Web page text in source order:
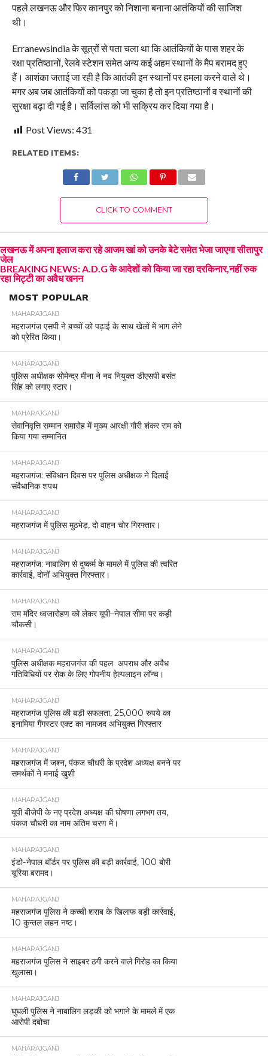
पहले लखनऊ और फिर कानपुर को निशाना बनाना आतंकियों की साजिश
थी।
Erranewsindia के सूत्रों से पता चला था कि आतंकियों के पास शहर के
रक्षा प्रतिष्ठानों, रेलवे स्टेशन समेत अन्य कई अहम स्थानों के मैप बरामद हुए
हैं। आशंका जताई जा रही है कि आतंकी इन स्थानों पर हमला करने वाले थे।
मगर अब जब आतंकियों को पकड़ा जा चुका है तो इन प्रतिष्ठानों व स्थानों की
सुरक्षा बढ़ा दी गई है। सर्विलांस को भी सक्रिय कर दिया गया है।
Post Views: 431
RELATED ITEMS:
CLICK TO COMMENT
लखनऊ में अपना इलाज करा रहे आजम खां को उनके बेटे समेत भेजा जाएगा सीतापुर
जेल
BREAKING NEWS: A.D.G के आदेशों को किया जा रहा दरकिनार,नहीं रुक
रहा मिट्टी का अवैध खनन
MOST POPULAR
MAHARAJGANJ
महराजगंज एसपी ने बच्चों को पढ़ाई के साथ खेलों में भाग लेने
को प्रेरित किया।
MAHARAJGANJ
पुलिस अधीक्षक सोमेन्द्र मीना ने नव नियुक्त डीएसपी बसंत
सिंह को लगाए स्टार।
MAHARAJGANJ
सेवानिवृत्ति सम्मान समारोह में मुख्य आरक्षी गौरी शंकर राम को
किया गया सम्मानित
MAHARAJGANJ
महराजगंज: संविधान दिवस पर पुलिस अधीक्षक ने दिलाई
संवैधानिक शपथ
MAHARAJGANJ
महराजगंज में पुलिस मुठभेड़, दो वाहन चोर गिरफ्तार।
MAHARAJGANJ
महराजगंज: नाबालिग से दुष्कर्म के मामले में पुलिस की त्वरित
कार्रवाई, दोनों अभियुक्त गिरफ्तार।
MAHARAJGANJ
राम मंदिर ध्वजारोहण को लेकर यूपी–नेपाल सीमा पर कड़ी
चौकसी।
MAHARAJGANJ
पुलिस अधीक्षक महराजगंज की पहल अपराध और अवैध
गतिविधियों पर रोक के लिए गोपनीय हेल्पलाइन लॉन्च।
MAHARAJGANJ
महराजगंज पुलिस की बड़ी सफलता, 25,000 रुपये का
इनामिया गैंगस्टर एक्ट का नामजद अभियुक्त गिरफ्तार
MAHARAJGANJ
महराजगंज में जश्न, पंकज चौधरी के प्रदेश अध्यक्ष बनने पर
समर्थकों ने मनाई खुशी
MAHARAJGANJ
यूपी बीजेपी के नए प्रदेश अध्यक्ष की घोषणा लगभग तय,
पंकज चौधरी का नाम अंतिम चरण में।
MAHARAJGANJ
इंडो-नेपाल बॉर्डर पर पुलिस की बड़ी कार्रवाई, 100 बोरी
यूरिया बरामद।
MAHARAJGANJ
महराजगंज पुलिस ने कच्ची शराब के खिलाफ बड़ी कार्रवाई,
10 कुन्तल लहन नष्ट।
MAHARAJGANJ
महराजगंज पुलिस ने साइबर ठगी करने वाले गिरोह का किया
खुलासा।
MAHARAJGANJ
घुघली पुलिस ने नाबालिग लड़की को भगाने के मामले में एक
आरोपी दबोचा
MAHARAJGANJ